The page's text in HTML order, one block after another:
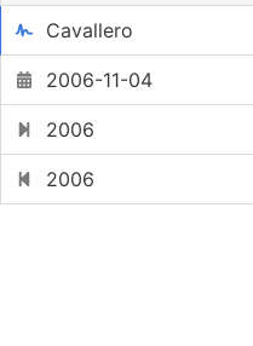
Cavallero
2006-11-04
2006
2006